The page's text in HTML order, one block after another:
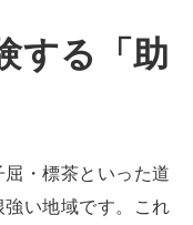
する「助
・標茶といった道
い地域です。これ